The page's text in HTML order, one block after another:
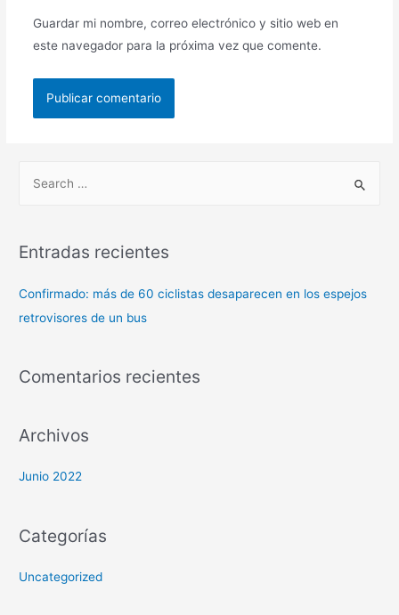
Guardar mi nombre, correo electrónico y sitio web en
este navegador para la próxima vez que comente.
Entradas recientes
Confirmado: más de 60 ciclistas desaparecen en los espejos
retrovisores de un bus
Comentarios recientes
Archivos
Junio 2022
Categorías
Uncategorized